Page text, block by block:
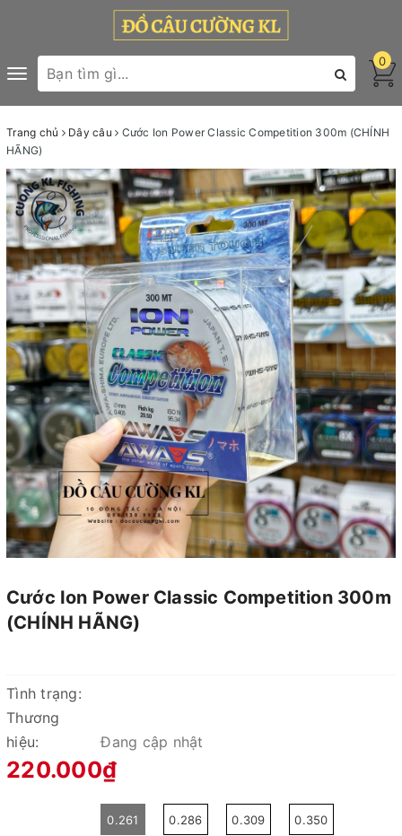
Toggle
navigation
0
Trang chủ Dây câu
Cước Ion Power Classic Competition 300m (CHÍNH
HÃNG)
Cước Ion Power Classic Competition 300m
(CHÍNH HÃNG)
Tình trạng:
Thương
hiệu:
Đang cập nhật
220.000₫
0.261 0.286 0.309 0.350